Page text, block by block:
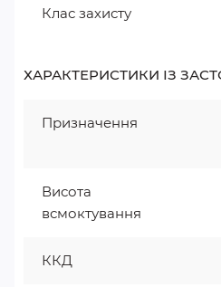
Клас захисту
ХАРАКТЕРИСТИКИ ІЗ
Призначення
Висота
всмоктування
ККД